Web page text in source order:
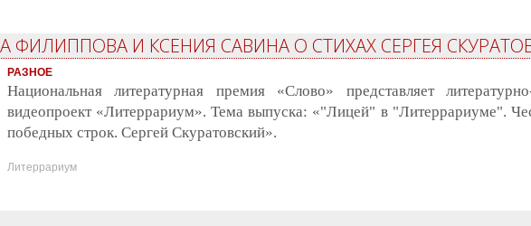
ФИЛИППОВА И КСЕНИЯ САВИНА О СТИХАХ СЕРГЕЯ
РАЗНОЕ
Национальная литературная премия «Слово» представляет
видеопроект «Литеррариум». Тема выпуска: «"Лицей" в "Литеррариуме".
победных строк. Сергей Скуратовский».
Литеррариум